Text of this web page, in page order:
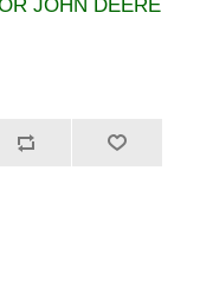
JOHN DEERE